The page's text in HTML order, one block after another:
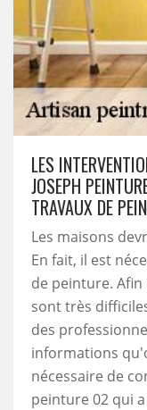
LES
JOSEPH
TRAVAUX DE
Les maisons
En fait, il est
de peinture.
sont très
des
informations
nécessaire de
peinture 02 qui